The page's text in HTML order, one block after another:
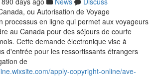
ou Autorisation de Voyage
processus en ligne qui permet aux voyageurs
au Canada pour des séjours de courte
Cette demande électronique vise à
d'entrée pour les ressortissants étrangers
de
apply-copyright-online/ave-